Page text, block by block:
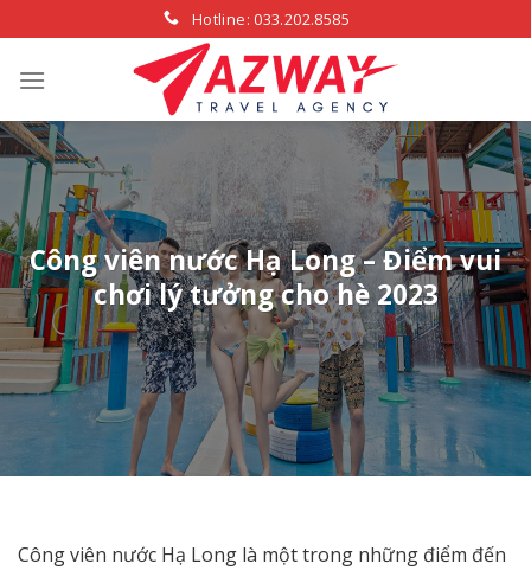
to
content
Hotline: 033.202.8585
Công viên nước Hạ Long – Điểm vui
chơi lý tưởng cho hè 2023
Công viên nước Hạ Long là một trong những điểm đến